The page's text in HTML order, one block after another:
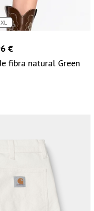
XL
€
fibra natural Green